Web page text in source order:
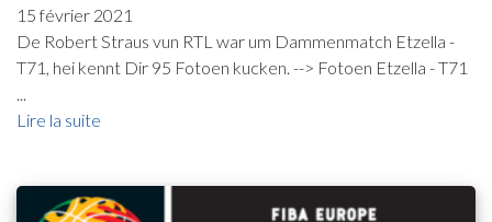
15 février 2021
De Robert Straus vun RTL war um Dammenmatch Etzella -
T71, hei kennt Dir 95 Fotoen kucken. --> Fotoen Etzella - T71
...
Lire la suite